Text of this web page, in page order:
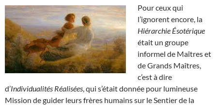
Pour ceux qui
l’ignorent encore, la
Hiérarchie Ésotérique
était un groupe
informel de Maîtres et
de Grands Maîtres,
c’est à dire
d’Individualités Réalisées , qui s’était donnée pour lumineuse
Mission de guider leurs frères humains sur le Sentier de la